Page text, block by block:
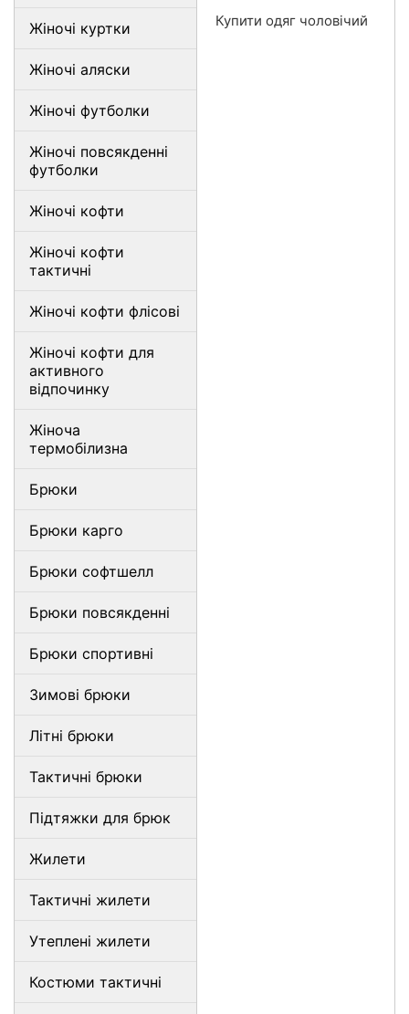
Жіночі куртки
Жіночі аляски
Жіночі футболки
Жіночі повсякденні
футболки
Жіночі кофти
Жіночі кофти
тактичні
Жіночі кофти флісові
Жіночі кофти для
активного
відпочинку
Жіноча
термобілизна
Брюки
Брюки карго
Брюки софтшелл
Брюки повсякденні
Брюки спортивні
Зимові брюки
Літні брюки
Тактичні брюки
Підтяжки для брюк
Жилети
Тактичні жилети
Утеплені жилети
Костюми тактичні
Купити одяг чоловічий